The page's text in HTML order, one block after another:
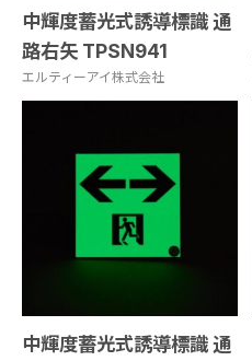
中輝度蓄光式誘導標識 通
路右矢 TPSN941
エルティーアイ株式会社
中輝度蓄光式誘導標識 通